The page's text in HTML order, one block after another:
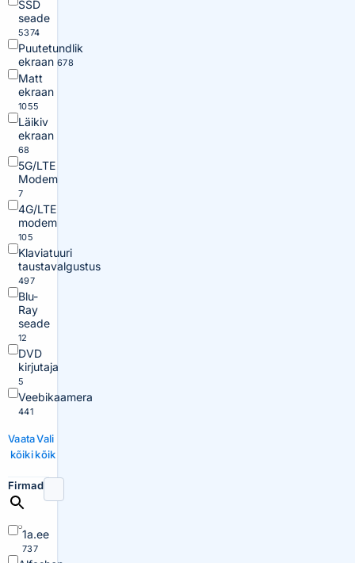
SSD
seade
5374
Puutetundlik
ekraan 678
Matt
ekraan
1055
Läikiv
ekraan
68
5G/LTE
Modem
7
4G/LTE
modem
105
Klaviatuuri
taustavalgustus
497
Blu-
Ray
seade
12
DVD
kirjutaja
5
Veebikaamera
441
Vaata
kõiki
Vali
kõik
Firmad
1a.ee
737